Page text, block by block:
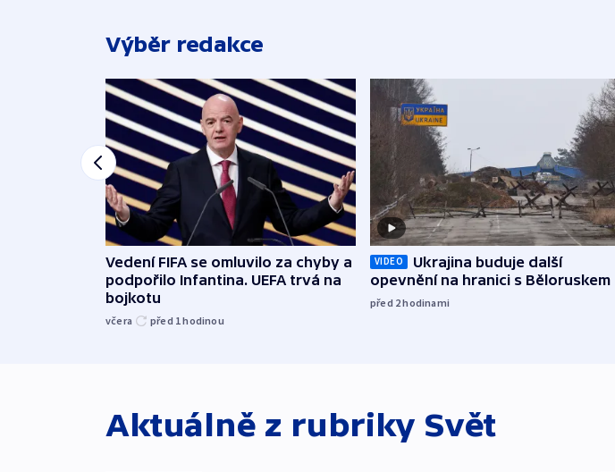
Výběr redakce
Vedení FIFA se omluvilo za chyby a
podpořilo Infantina. UEFA trvá na
bojkotu
včera před 1hodinou
VIDEO
Ukrajina buduje další
opevnění na hranici s Běloruskem
před 2hodinami
Aktuálně z rubriky Svět